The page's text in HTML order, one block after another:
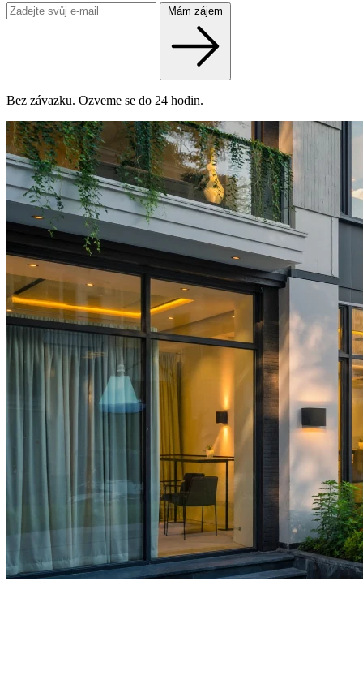
Mám zájem
Bez závazku. Ozveme se do 24 hodin.